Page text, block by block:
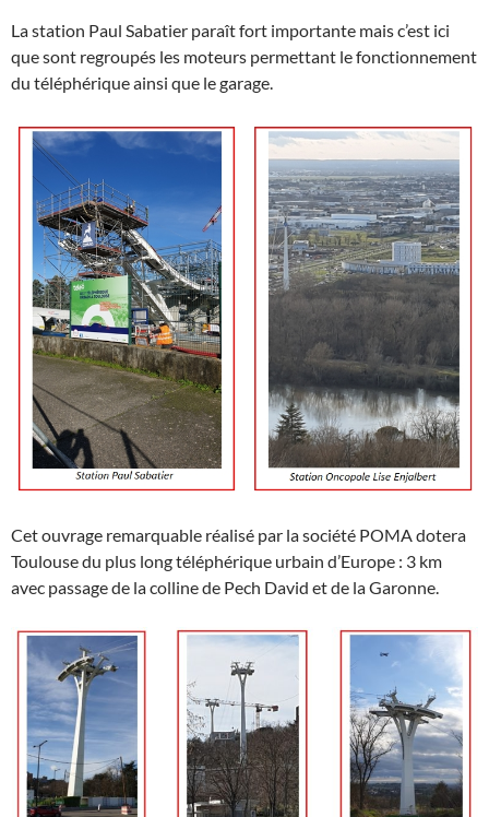
La station Paul Sabatier paraît fort importante mais c’est ici
que sont regroupés les moteurs permettant le fonctionnement
du téléphérique ainsi que le garage.
Cet ouvrage remarquable réalisé par la société POMA dotera
Toulouse du plus long téléphérique urbain d’Europe : 3 km
avec passage de la colline de Pech David et de la Garonne.